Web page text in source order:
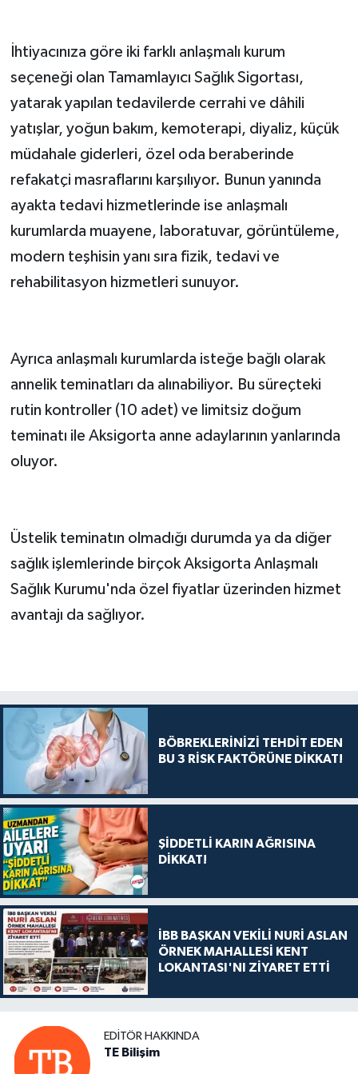
İhtiyacınıza göre iki farklı anlaşmalı kurum
seçeneği olan Tamamlayıcı Sağlık Sigortası,
yatarak yapılan tedavilerde cerrahi ve dâhili
yatışlar, yoğun bakım, kemoterapi, diyaliz, küçük
müdahale giderleri, özel oda beraberinde
refakatçi masraflarını karşılıyor. Bunun yanında
ayakta tedavi hizmetlerinde ise anlaşmalı
kurumlarda muayene, laboratuvar, görüntüleme,
modern teşhisin yanı sıra fizik, tedavi ve
rehabilitasyon hizmetleri sunuyor.
Ayrıca anlaşmalı kurumlarda isteğe bağlı olarak
annelik teminatları da alınabiliyor. Bu süreçteki
rutin kontroller (10 adet) ve limitsiz doğum
teminatı ile Aksigorta anne adaylarının yanlarında
oluyor.
Üstelik teminatın olmadığı durumda ya da diğer
sağlık işlemlerinde birçok Aksigorta Anlaşmalı
Sağlık Kurumu'nda özel fiyatlar üzerinden hizmet
avantajı da sağlıyor.
BÖBREKLERİNİZİ TEHDİT EDEN
BU 3 RİSK FAKTÖRÜNE DİKKAT!
ŞİDDETLİ KARIN AĞRISINA
DİKKAT!
İBB BAŞKAN VEKİLİ NURİ ASLAN
ÖRNEK MAHALLESİ KENT
LOKANTASI'NI ZİYARET ETTİ
EDITÖR HAKKINDA
TE Bilişim